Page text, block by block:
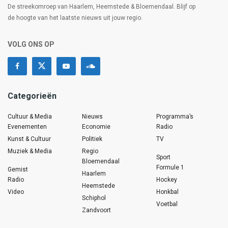
De streekomroep van Haarlem, Heemstede & Bloemendaal. Blijf op
de hoogte van het laatste nieuws uit jouw regio.
VOLG ONS OP
Categorieën
Cultuur & Media
Evenementen
Kunst & Cultuur
Muziek & Media
Gemist
Radio
Video
Nieuws
Economie
Politiek
Regio
Bloemendaal
Haarlem
Heemstede
Schiphol
Zandvoort
Programma’s
Radio
TV
Sport
Formule 1
Hockey
Honkbal
Voetbal